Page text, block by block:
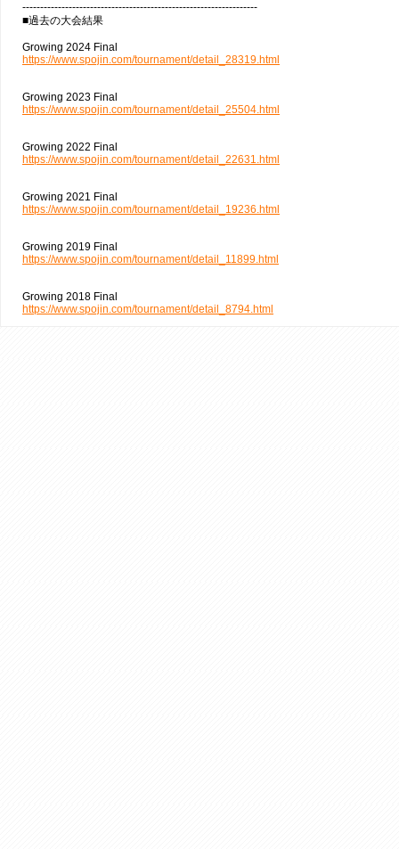
------------------------------------------------------------------
■過去の大会結果
Growing 2024 Final
https://www.spojin.com/tournament/detail_28319.html
Growing 2023 Final
https://www.spojin.com/tournament/detail_25504.html
Growing 2022 Final
https://www.spojin.com/tournament/detail_22631.html
Growing 2021 Final
https://www.spojin.com/tournament/detail_19236.html
Growing 2019 Final
https://www.spojin.com/tournament/detail_11899.html
Growing 2018 Final
https://www.spojin.com/tournament/detail_8794.html